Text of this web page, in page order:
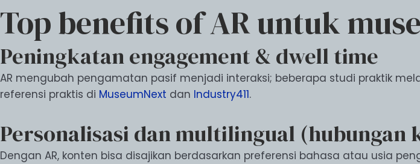
Top benefits of AR untuk
Peningkatan engagement & dwell time
AR mengubah pengamatan pasif menjadi interaksi; beberapa studi praktik
referensi praktis di MuseumNext dan Industry411.
Personalisasi dan multilingual (hubungan
Dengan AR, konten bisa disajikan berdasarkan preferensi bahasa atau usia